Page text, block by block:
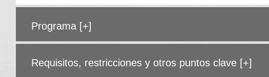
Programa [+]
Requisitos, restricciones y otros puntos clave [+]